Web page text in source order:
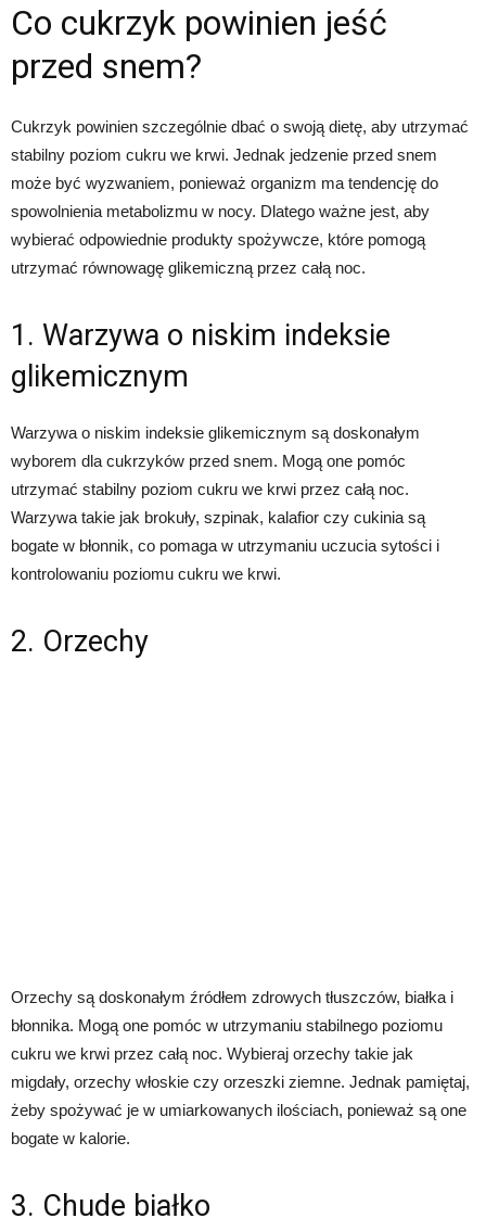
Co cukrzyk powinien jeść
przed snem?
Cukrzyk powinien szczególnie dbać o swoją dietę, aby utrzymać
stabilny poziom cukru we krwi. Jednak jedzenie przed snem
może być wyzwaniem, ponieważ organizm ma tendencję do
spowolnienia metabolizmu w nocy. Dlatego ważne jest, aby
wybierać odpowiednie produkty spożywcze, które pomogą
utrzymać równowagę glikemiczną przez całą noc.
1. Warzywa o niskim indeksie
glikemicznym
Warzywa o niskim indeksie glikemicznym są doskonałym
wyborem dla cukrzyków przed snem. Mogą one pomóc
utrzymać stabilny poziom cukru we krwi przez całą noc.
Warzywa takie jak brokuły, szpinak, kalafior czy cukinia są
bogate w błonnik, co pomaga w utrzymaniu uczucia sytości i
kontrolowaniu poziomu cukru we krwi.
2. Orzechy
Orzechy są doskonałym źródłem zdrowych tłuszczów, białka i
błonnika. Mogą one pomóc w utrzymaniu stabilnego poziomu
cukru we krwi przez całą noc. Wybieraj orzechy takie jak
migdały, orzechy włoskie czy orzeszki ziemne. Jednak pamiętaj,
żeby spożywać je w umiarkowanych ilościach, ponieważ są one
bogate w kalorie.
3. Chude białko